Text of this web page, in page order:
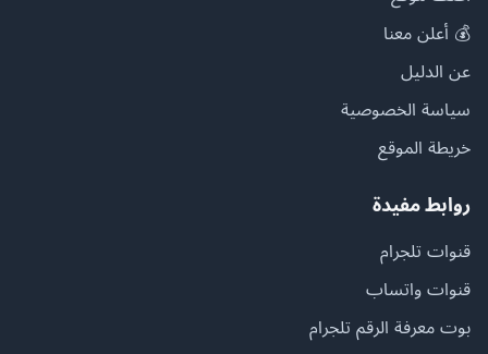
💰 أعلن معنا
عن الدليل
سياسة الخصوصية
خريطة الموقع
روابط مفيدة
قنوات تلجرام
قنوات واتساب
بوت معرفة الرقم تلجرام